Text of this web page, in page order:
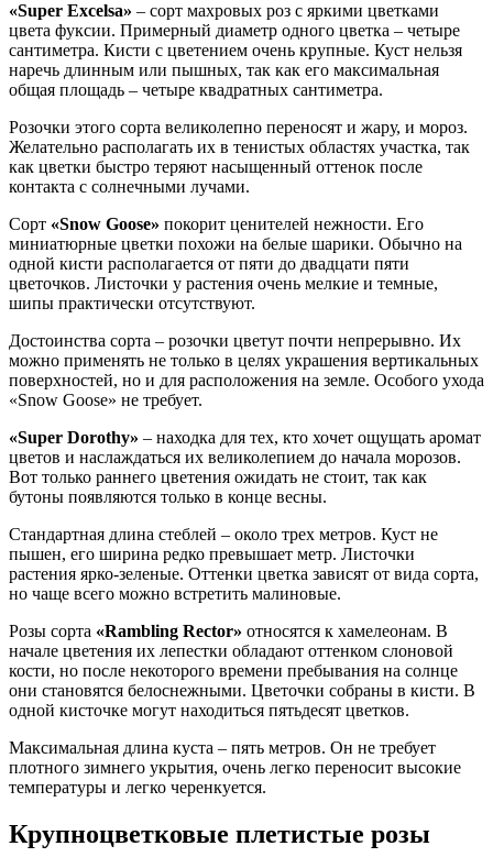
«Super Excelsa» – сорт махровых роз с яркими цветками
цвета фуксии. Примерный диаметр одного цветка – четыре
сантиметра. Кисти с цветением очень крупные. Куст нельзя
наречь длинным или пышных, так как его максимальная
общая площадь – четыре квадратных сантиметра.
Розочки этого сорта великолепно переносят и жару, и мороз.
Желательно располагать их в тенистых областях участка, так
как цветки быстро теряют насыщенный оттенок после
контакта с солнечными лучами.
Сорт «Snow Goose» покорит ценителей нежности. Его
миниатюрные цветки похожи на белые шарики. Обычно на
одной кисти располагается от пяти до двадцати пяти
цветочков. Листочки у растения очень мелкие и темные,
шипы практически отсутствуют.
Достоинства сорта – розочки цветут почти непрерывно. Их
можно применять не только в целях украшения вертикальных
поверхностей, но и для расположения на земле. Особого ухода
«Snow Goose» не требует.
«Super Dorothy» – находка для тех, кто хочет ощущать аромат
цветов и наслаждаться их великолепием до начала морозов.
Вот только раннего цветения ожидать не стоит, так как
бутоны появляются только в конце весны.
Стандартная длина стеблей – около трех метров. Куст не
пышен, его ширина редко превышает метр. Листочки
растения ярко-зеленые. Оттенки цветка зависят от вида сорта,
но чаще всего можно встретить малиновые.
Розы сорта «Rambling Rector» относятся к хамелеонам. В
начале цветения их лепестки обладают оттенком слоновой
кости, но после некоторого времени пребывания на солнце
они становятся белоснежными. Цветочки собраны в кисти. В
одной кисточке могут находиться пятьдесят цветков.
Максимальная длина куста – пять метров. Он не требует
плотного зимнего укрытия, очень легко переносит высокие
температуры и легко черенкуется.
Крупноцветковые плетистые розы